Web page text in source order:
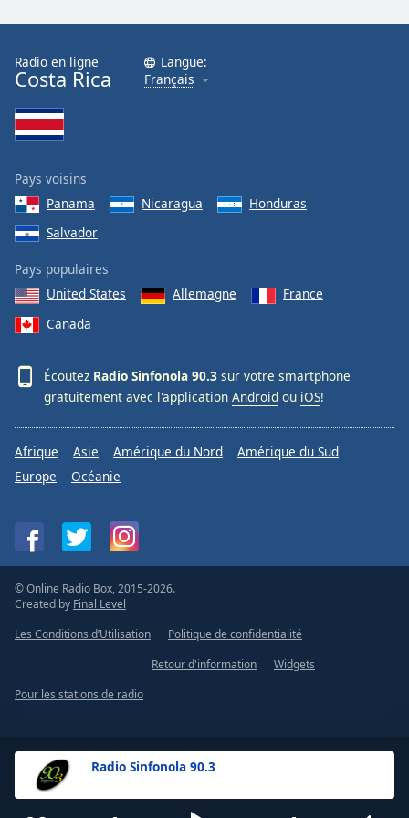
Radio Sinfonola 90.3
Radio en ligne
Costa Rica
Langue:
Français
Pays voisins
Panama
Nicaragua
Honduras
Salvador
Pays populaires
United States
Allemagne
France
Canada
Écoutez Radio Sinfonola 90.3 sur votre smartphone
gratuitement avec l'application Android ou iOS!
Afrique Asie Amérique du Nord
Amérique du Sud
Europe
Océanie
© Online Radio Box, 2015-2026.
Created by Final Level
Les Conditions d’Utilisation
Politique de confidentialité
Retour d'information
Widgets
Pour les stations de radio